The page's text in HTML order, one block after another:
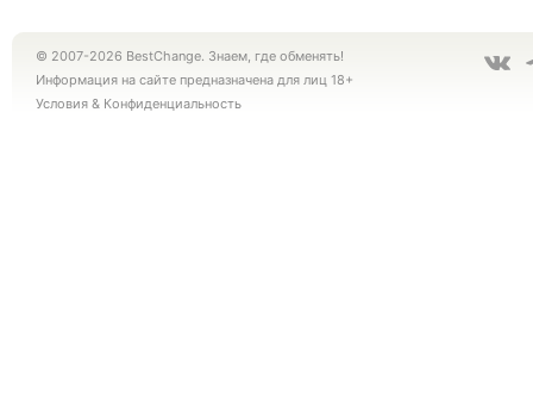
© 2007-2026 BestChange. Знаем, где обменять!
Информация на сайте предназначена для лиц 18+
Условия & Конфиденциальность